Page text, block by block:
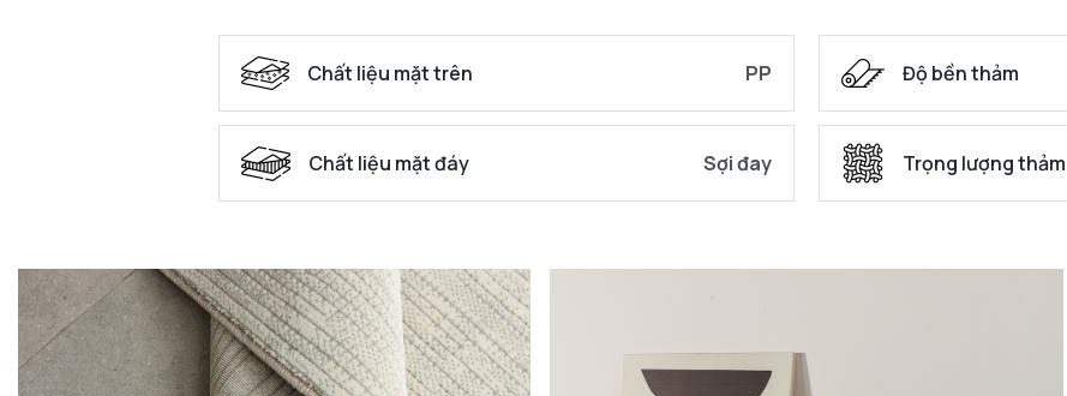
Chất liệu mặt trên PP Độ bền thảm
Chất liệu mặt đáy Sợi đay Trọng lượng thảm